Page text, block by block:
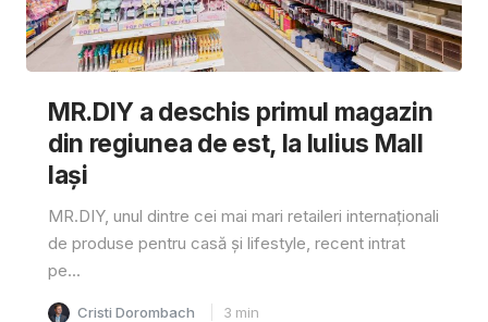
MR.DIY a deschis primul magazin
din regiunea de est, la Iulius Mall
Iași
MR.DIY, unul dintre cei mai mari retaileri internaționali
de produse pentru casă și lifestyle, recent intrat
pe...
Cristi Dorombach 3 min